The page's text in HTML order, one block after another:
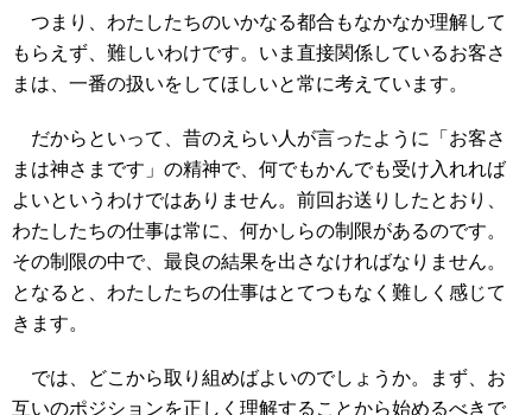
つまり、わたしたちのいかなる都合もなかなか理解して
もらえず、難しいわけです。いま直接関係しているお客さ
まは、一番の扱いをしてほしいと常に考えています。
だからといって、昔のえらい人が言ったように「お客さ
まは神さまです」の精神で、何でもかんでも受け入れれば
よいというわけではありません。前回お送りしたとおり、
わたしたちの仕事は常に、何かしらの制限があるのです。
その制限の中で、最良の結果を出さなければなりません。
となると、わたしたちの仕事はとてつもなく難しく感じて
きます。
では、どこから取り組めばよいのでしょうか。まず、お
互いのポジションを正しく理解することから始めるべきで